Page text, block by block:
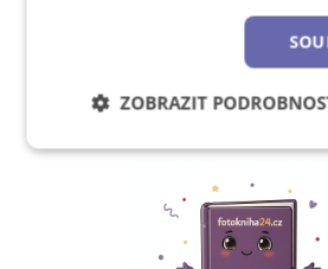
Zjistěte více!
ZOBRAZIT
Nezbytně
Výkonové